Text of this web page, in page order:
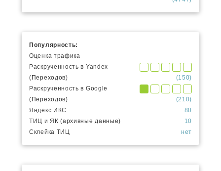
Популярность:
Оценка трафика
Раскрученность в Yandex
(Переходов)
(150)
Раскрученность в Google
(Переходов)
(210)
Яндекс ИКС
80
ТИЦ и ЯК (архивные данные)
10
Склейка ТИЦ
нет